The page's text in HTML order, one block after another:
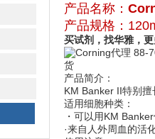
产品名称：
产品规格：
买试剂，找华雅，
产品简介：
KM Banker II特别
适用细胞种类：
・可以用KM
·来自人外周血的活